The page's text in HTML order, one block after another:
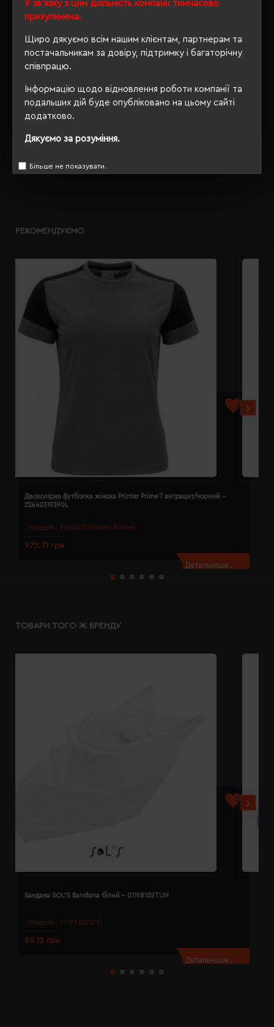
У зв'язку з цим діяльність компанії тимчасово
призупинена.
Щиро дякуємо всім нашим клієнтам, партнерам та
постачальникам за довіру, підтримку і багаторічну
співпрацю.
Інформацію щодо відновлення роботи компанії та
подальших дій буде опубліковано на цьому сайті
додатково.
Дякуємо за розуміння.
Більше не показувати.
упаковки
Ні
Сертифікація
OEKO-TEX® Standard 100,
PETA-Approved Vegan
Кількість
сторінок
ОПИС
ВІДГУКИ
РЕКОМЕНДУЄМО
Модель: 2264031(Printer Prime)
Двоколірна футболка жіноча Printer Prime T антрацит/чорний -
22640319390L
972.71 грн
Детальніше...
ТОВАРИ ТОГО Ж БРЕНДУ
Модель: 01198(SOL’S)
Бандана SOL'S Bandana білий - 01198102TUN
85.12 грн
Детальніше...